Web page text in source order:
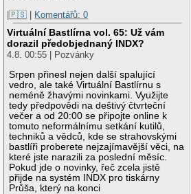
|🇵🇸 | Komentářů: 0
Virtuální Bastlírna vol. 65: Už vám
dorazil předobjednaný INDX?
4.8. 00:55 | Pozvánky
Srpen přinesl nejen další spalující
vedro, ale také Virtuální Bastlírnu s
neméně žhavými novinkami. Využijte
tedy předpovědi na deštivý čtvrteční
večer a od 20:00 se připojte online k
tomuto neformálnímu setkání kutilů,
techniků a vědců, kde se strahovskými
bastlíři proberete nejzajímavější věci, na
které jste narazili za poslední měsíc.
Pokud jde o novinky, řeč zcela jistě
přijde na systém INDX pro tiskárny
Průša, který na konci